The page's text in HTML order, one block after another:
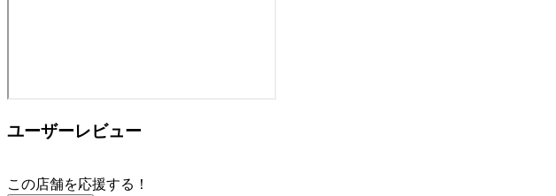
ユーザーレビュー
この店舗を応援する！